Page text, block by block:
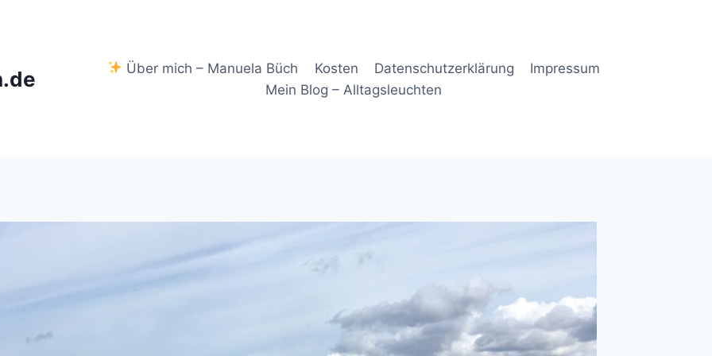
Über mich – Manuela Büch Kosten Datenschutzerklärung
Impressum
Mein Blog – Alltagsleuchten